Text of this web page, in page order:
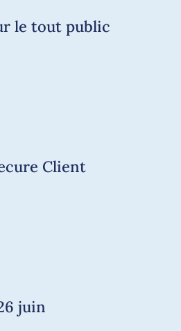
le tout public
Client
juin